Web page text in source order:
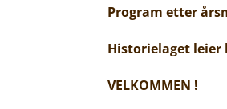
Program etter
Historielaget leier
VELKOMMEN !